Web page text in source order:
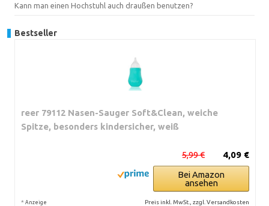
Kann man einen Hochstuhl auch draußen benutzen?
Bestseller
reer 79112 Nasen-Sauger Soft&Clean, weiche
Spitze, besonders kindersicher, weiß
4,09 €
5,99 €
Bei Amazon
ansehen
* Anzeige Preis inkl. MwSt., zzgl. Versandkosten